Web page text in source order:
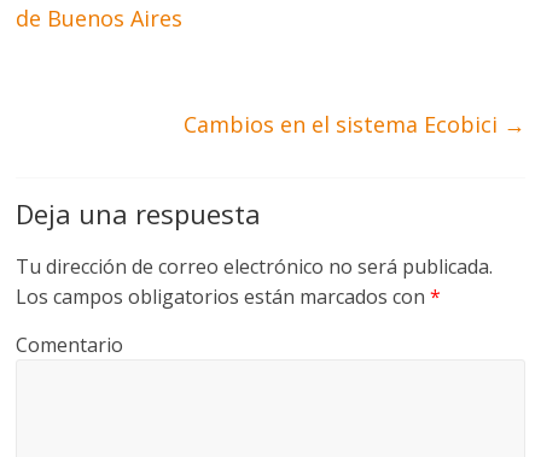
de Buenos Aires
Cambios en el sistema Ecobici →
Deja una respuesta
Tu dirección de correo electrónico no será publicada.
Los campos obligatorios están marcados con*
Comentario